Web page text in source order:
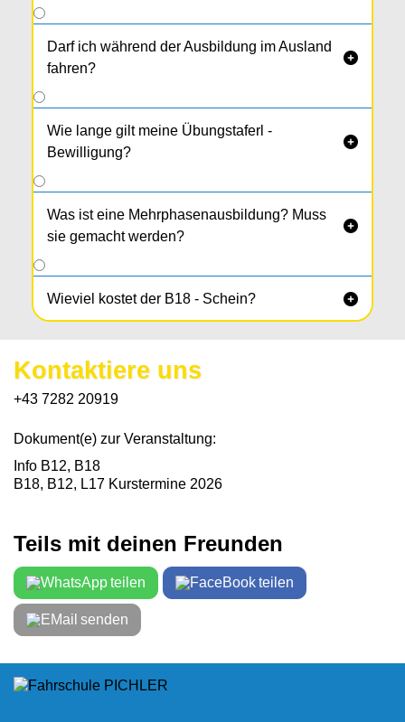
Maximal 2 Begleiter, sie müssen allerdings in
einem familiären Nahe­verhältnis stehen.
Darf ich während der Ausbildung im Ausland
fahren?

Wie lange gilt meine Übungstaferl -
Bewilligung?

Was ist eine Mehrphasenausbildung? Muss
sie gemacht werden?

Wieviel kostet der B18 - Schein? 
Kontaktiere uns
+43 7282 20919
Dokument(e) zur Veranstaltung:
Info B12, B18
B18, B12, L17 Kurstermine 2026
Teils mit deinen Freunden
teilen teilen
senden